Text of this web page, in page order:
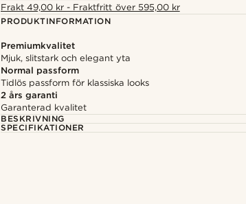
Frakt 49,00 kr - Fraktfritt över 595,00 kr
PRODUKTINFORMATION
Premiumkvalitet
Mjuk, slitstark och elegant yta
Normal passform
Tidlös passform för klassiska looks
2 års garanti
Garanterad kvalitet
BESKRIVNING
SPECIFIKATIONER